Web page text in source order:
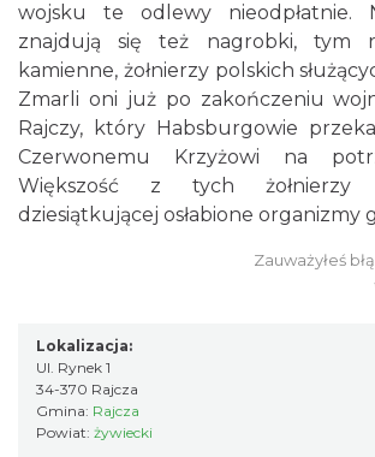
wojsku te odlewy nieodpłatnie.
znajdują się też nagrobki, tym
kamienne, żołnierzy polskich
Zmarli oni już po zakończeniu
Rajczy, który Habsburgowie
Czerwonemu Krzyżowi na
Większość z tych żołnierzy
dziesiątkującej osłabione organizmy
Zauważyłeś
Lokalizacja:
Ul. Rynek 1
34-370 Rajcza
Gmina: Rajcza
Powiat: żywiecki